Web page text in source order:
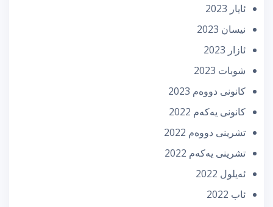
ئایار 2023
نیسان 2023
ئازار 2023
شوبات 2023
كانونی دووه‌م 2023
كانونی یه‌كه‌م 2022
تشرینی دووه‌م 2022
تشرینی یه‌كه‌م 2022
ئه‌یلول 2022
ئاب 2022